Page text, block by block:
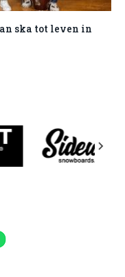
ska tot leven in